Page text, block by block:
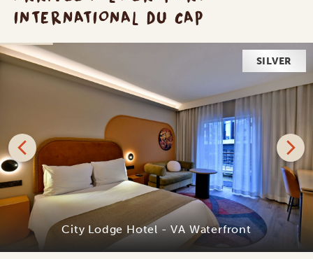
INTERNATIONAL DU CAP
SILVER
City Lodge Hotel - VA Waterfront